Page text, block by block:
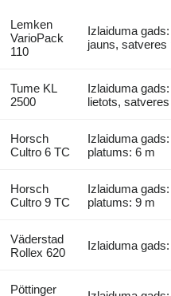
Lemken
VarioPack
110
Izlaiduma
jauns, satveres
Tume KL
2500
Izlaiduma
lietots,
Horsch
Cultro 6 TC
Izlaiduma
platums: 6 m
Horsch
Cultro 9 TC
Izlaiduma
platums: 9 m
Väderstad
Rollex 620
Izlaiduma
Pöttinger